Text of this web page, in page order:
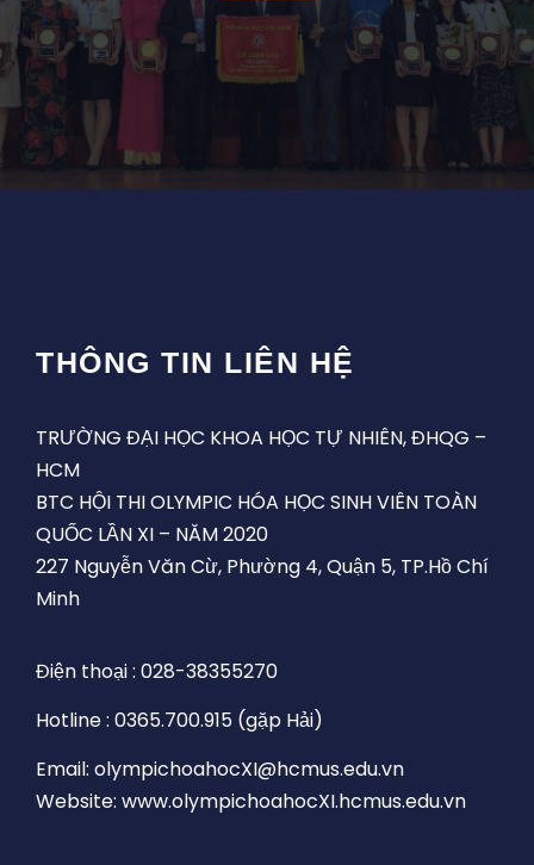
THÔNG TIN LIÊN HỆ
TRƯỜNG ĐẠI HỌC KHOA HỌC TỰ NHIÊN, ĐHQG –
HCM
BTC HỘI THI OLYMPIC HÓA HỌC SINH VIÊN TOÀN
QUỐC LẦN XI – NĂM 2020
227 Nguyễn Văn Cừ, Phường 4, Quận 5, TP.Hồ Chí
Minh
Điện thoại : 028-38355270
Hotline : 0365.700.915 (gặp Hải)
Email: olympichoahocXI@hcmus.edu.vn
Website: www.olympichoahocXI.hcmus.edu.vn